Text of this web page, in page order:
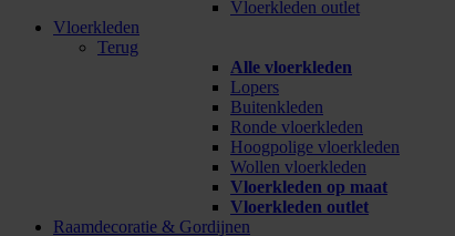
Vloerkleden outlet
Vloerkleden
Terug
Alle vloerkleden
Lopers
Buitenkleden
Ronde vloerkleden
Hoogpolige vloerkleden
Wollen vloerkleden
Vloerkleden op maat
Vloerkleden outlet
Raamdecoratie & Gordijnen